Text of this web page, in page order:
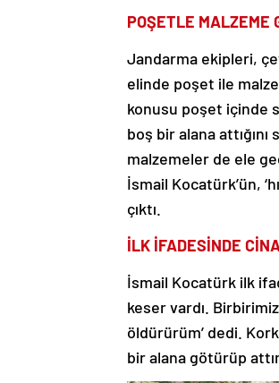
POŞETLE MALZEME
Jandarma ekipleri,
elinde poşet ile
konusu poşet içinde
boş bir alana
malzemeler de ele
İsmail Kocatürk’ün,
çıktı.
İLK İFADESİNDE
İsmail Kocatürk ilk
keser vardı.
öldürürüm’ dedi.
bir alana götürüp